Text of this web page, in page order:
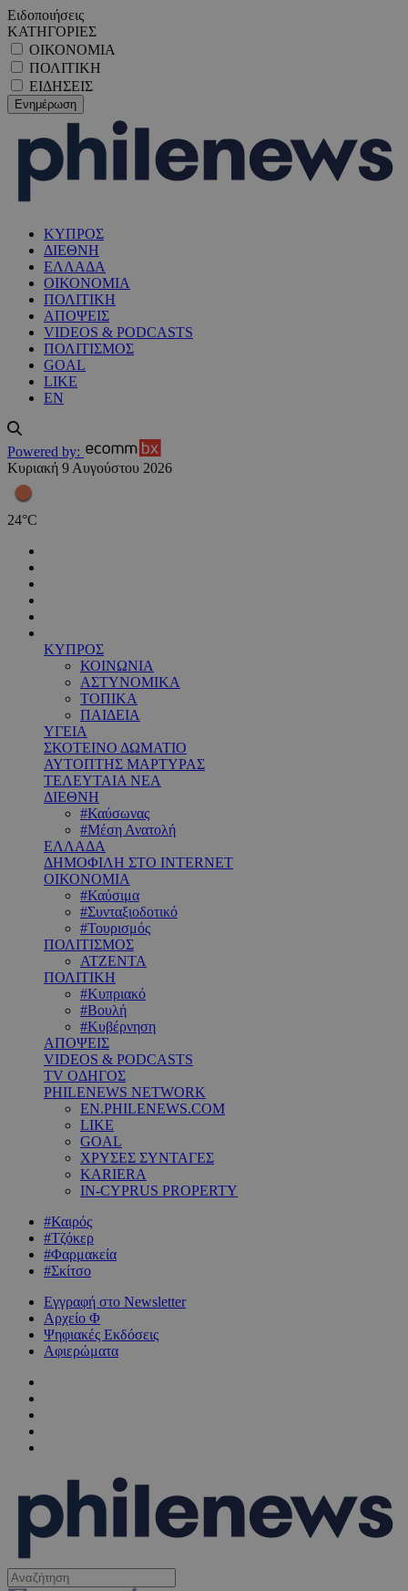
Ειδοποιήσεις
ΚΑΤΗΓΟΡΙΕΣ
ΟΙΚΟΝΟΜΙΑ
ΠΟΛΙΤΙΚΗ
ΕΙΔΗΣΕΙΣ
ΚΥΠΡΟΣ
ΔΙΕΘΝΗ
ΕΛΛΑΔΑ
ΟΙΚΟΝΟΜΙΑ
ΠΟΛΙΤΙΚΗ
ΑΠΟΨΕΙΣ
VIDEOS & PODCASTS
ΠΟΛΙΤΙΣΜΟΣ
GOAL
LIKE
EN
Powered by:
Κυριακή 9 Αυγούστου 2026
24°C
ΚΥΠΡΟΣ
ΚΟΙΝΩΝΙΑ
ΑΣΤΥΝΟΜΙΚΑ
ΤΟΠΙΚΑ
ΠΑΙΔΕΙΑ
ΥΓΕΙΑ
ΣΚΟΤΕΙΝΟ ΔΩΜΑΤΙΟ
ΑΥΤΟΠΤΗΣ ΜΑΡΤΥΡΑΣ
ΤΕΛΕΥΤΑΙΑ ΝΕΑ
ΔΙΕΘΝΗ
#Καύσωνας
#Μέση Ανατολή
ΕΛΛΑΔΑ
ΔΗΜΟΦΙΛΗ ΣΤΟ INTERNET
ΟΙΚΟΝΟΜΙΑ
#Καύσιμα
#Συνταξιοδοτικό
#Τουρισμός
ΠΟΛΙΤΙΣΜΟΣ
ΑΤΖΕΝΤΑ
ΠΟΛΙΤΙΚΗ
#Κυπριακό
#Βουλή
#Κυβέρνηση
ΑΠΟΨΕΙΣ
VIDEOS & PODCASTS
TV ΟΔΗΓΟΣ
PHILENEWS NETWORK
EN.PHILENEWS.COM
LIKE
GOAL
ΧΡΥΣΕΣ ΣΥΝΤΑΓΕΣ
KARIERA
IN-CYPRUS PROPERTY
#Καιρός
#Τζόκερ
#Φαρμακεία
#Σκίτσο
Εγγραφή στο Newsletter
Αρχείο Φ
Ψηφιακές Εκδόσεις
Αφιερώματα